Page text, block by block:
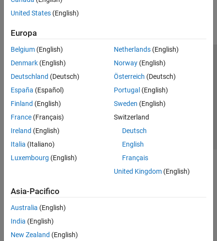
United States (English)
Europa
Belgium (English)
Denmark (English)
Deutschland (Deutsch)
España (Español)
Finland (English)
France (Français)
Ireland (English)
Italia (Italiano)
Luxembourg (English)
Netherlands(English)
Norway(English)
Österreich (Deutsch)
Portugal (English)
Sweden (English)
Switzerland
Deutsch
English
Français
United Kingdom(English)
Asia-Pacifico
Australia (English)
India (English)
New Zealand (English)
Centro di fiducia
Informativa sulla privacy
Antipirateria
Stato dell'applicazione
Contatti
© 1994-2026 The MathWorks, Inc.